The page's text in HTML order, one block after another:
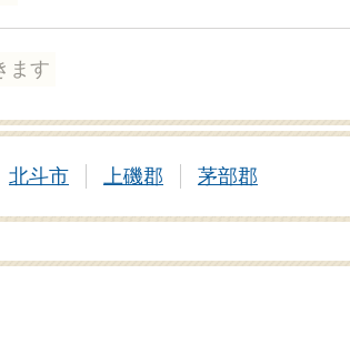
ます
北斗市 上磯郡 茅部郡